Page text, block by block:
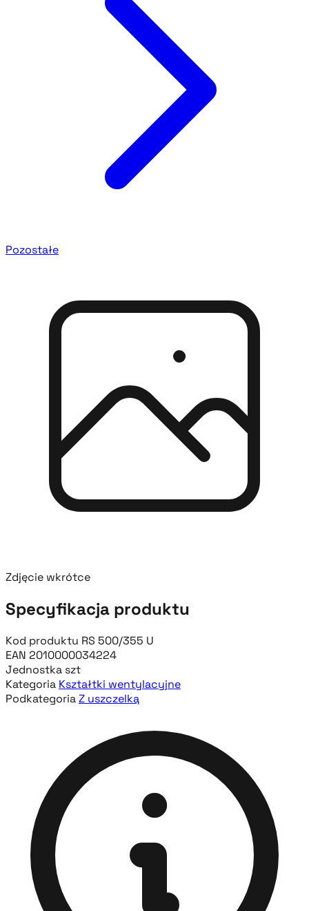
Pozostałe
Zdjęcie wkrótce
Specyfikacja produktu
Kod produktu RS 500/355 U
EAN 2010000034224
Jednostka szt
Kategoria Kształtki wentylacyjne
PodkategoriaZ uszczelką